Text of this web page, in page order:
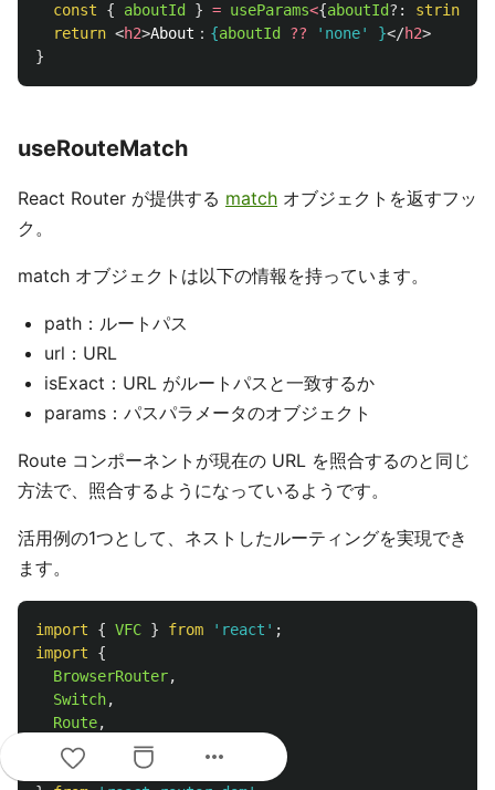
const
{ aboutId } = useParams<{aboutId?: string
return <h2>About： {aboutId ?? ' none' }</h2>
}
useRouteMatch
React Router が提供する match オブジェクトを返すフッ
ク。
match オブジェクトは以下の情報を持っています。
path：ルートパス
url：URL
isExact：URL がルートパスと一致するか
params：パスパラメータのオブジェクト
Route コンポーネントが現在の URL を照合するのと同じ
方法で、照合するようになっているようです。
活用例の1つとして、ネストしたルーティングを実現でき
ます。
import { VFC } from ' react ' ;
import
{
BrowserRouter,
Switch,
Route,
Link
useRouteMatch
more_horiz